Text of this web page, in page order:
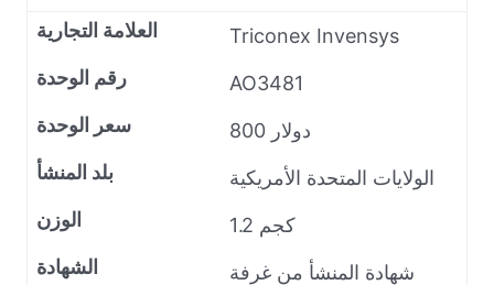
العلامة التجارية
Triconex Invensys
رقم الوحدة
AO3481
سعر الوحدة
800 دولار
بلد المنشأ
الولايات المتحدة الأمريكية
الوزن
1.2 كجم
الشهادة
شهادة المنشأ من غرفة